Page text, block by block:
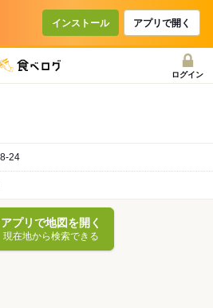
インストール アプリで開く
ログイン
24
アプリで地図を開く
現在地から検索できる